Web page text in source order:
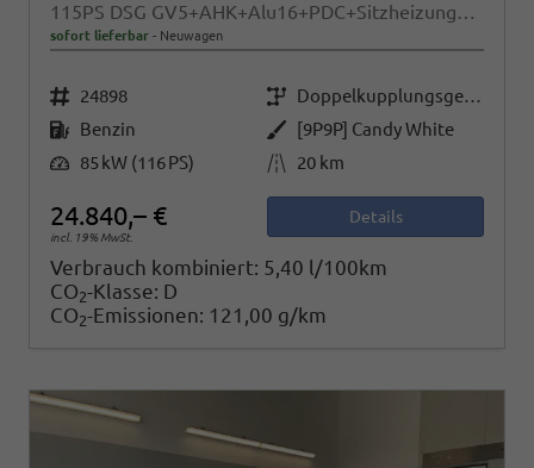
115PS DSG GV5+AHK+Alu16+PDC+Sitzheizung+App-Connect
sofort lieferbar Neuwagen
Fahrzeugnr. 24898 Getriebe
Doppelkupplungsgetriebe (DSG)
Kraftstoff Benzin Außenfarbe
[9P9P] Candy White
Leistung 85 kW (116 PS) Kilometerstand 20 km
24.840,– €
incl. 19% MwSt.
Details
Verbrauch kombiniert: 5,40 l/100km
CO2-Klasse: D
CO2-Emissionen: 121,00 g/km